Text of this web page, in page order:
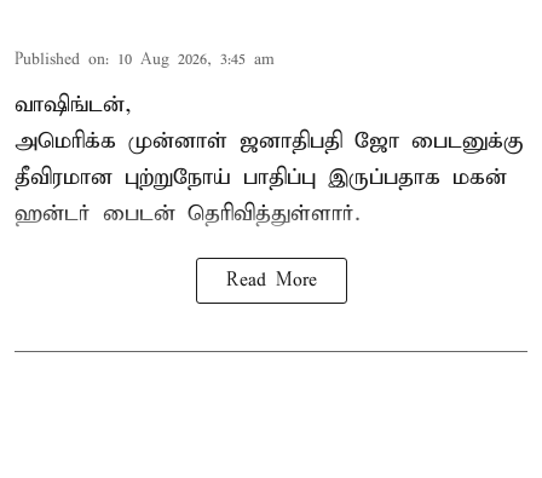
Published on: 10 Aug 2026, 3:45 am
வாஷிங்டன்,
அமெரிக்க முன்னாள் ஜனாதிபதி ஜோ பைடனுக்கு
தீவிரமான புற்றுநோய் பாதிப்பு இருப்பதாக மகன்
ஹன்டர் பைடன் தெரிவித்துள்ளார்.
Read More